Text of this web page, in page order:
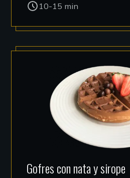
10-15 min
Gofres con nata y sirope